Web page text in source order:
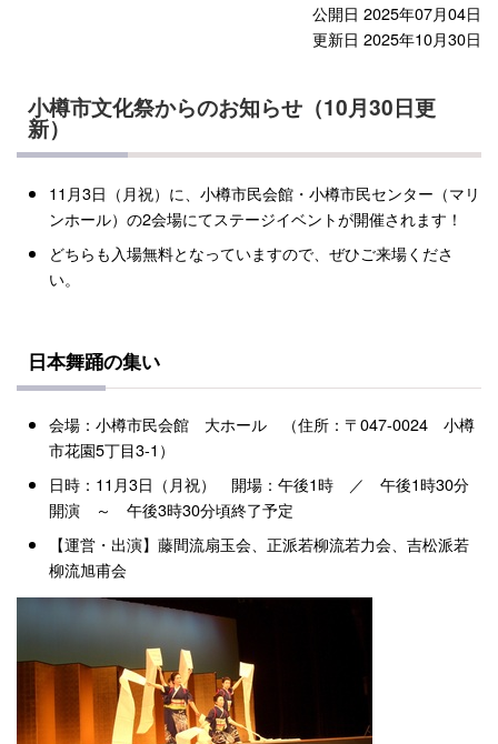
公開日 2025年07月04日
更新日 2025年10月30日
小樽市文化祭からのお知らせ（10月30日更
新）
11月3日（月祝）に、小樽市民会館・小樽市民センター（マリ
ンホール）の2会場にてステージイベントが開催されます！
どちらも入場無料となっていますので、ぜひご来場くださ
い。
日本舞踊の集い
会場：小樽市民会館 大ホール （住所：〒047-0024 小樽
市花園5丁目3-1）
日時：11月3日（月祝） 開場：午後1時 ／ 午後1時30分
開演 ～ 午後3時30分頃終了予定
【運営・出演】藤間流扇玉会、正派若柳流若力会、吉松派若
柳流旭甫会